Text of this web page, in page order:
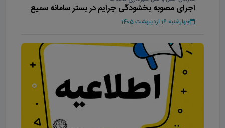
اجرای مصوبه بخشودگی جرایم در بستر سامانه سمیع
چهارشنبه 16 اردیبهشت 1405